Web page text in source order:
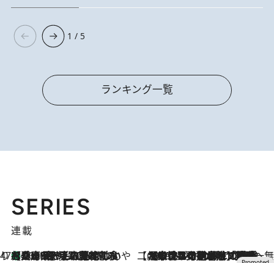
1 / 5
ランキング一覧
SERIES
連載
47都道府県の手みやげ ひんやりスイーツで夏を満喫
2026.8.8
【兵庫県】この夏絶対食べたい 冷やしておいしいおやつ3選 淡路島の恵みをジェラートに集約 【CREA×星野リゾート】唯一無二。癒しと発見が待つ場所へ
2026.8.7
【トンボの足水浴】ヒノキの香りに包まれて涼感マックス！約13℃の湧水かけ流しを避暑地「星野温泉 トンボの湯」で体験